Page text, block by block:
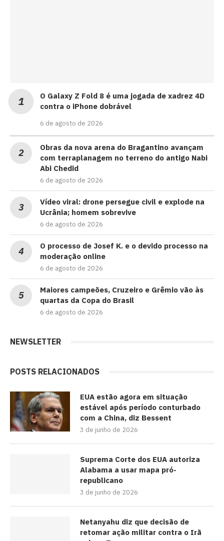
O Galaxy Z Fold 8 é uma jogada de xadrez 4D
contra o iPhone dobrável
6 de agosto de 2026
Obras da nova arena do Bragantino avançam
com terraplanagem no terreno do antigo Nabi
Abi Chedid
6 de agosto de 2026
Vídeo viral: drone persegue civil e explode na
Ucrânia; homem sobrevive
6 de agosto de 2026
O processo de Josef K. e o devido processo na
moderação online
6 de agosto de 2026
Maiores campeões, Cruzeiro e Grêmio vão às
quartas da Copa do Brasil
6 de agosto de 2026
NEWSLETTER
POSTS RELACIONADOS
EUA estão agora em situação
estável após período conturbado
com a China, diz Bessent
3 de junho de 2026
Suprema Corte dos EUA autoriza
Alabama a usar mapa pró-
republicano
3 de junho de 2026
Netanyahu diz que decisão de
retomar ação militar contra o Irã